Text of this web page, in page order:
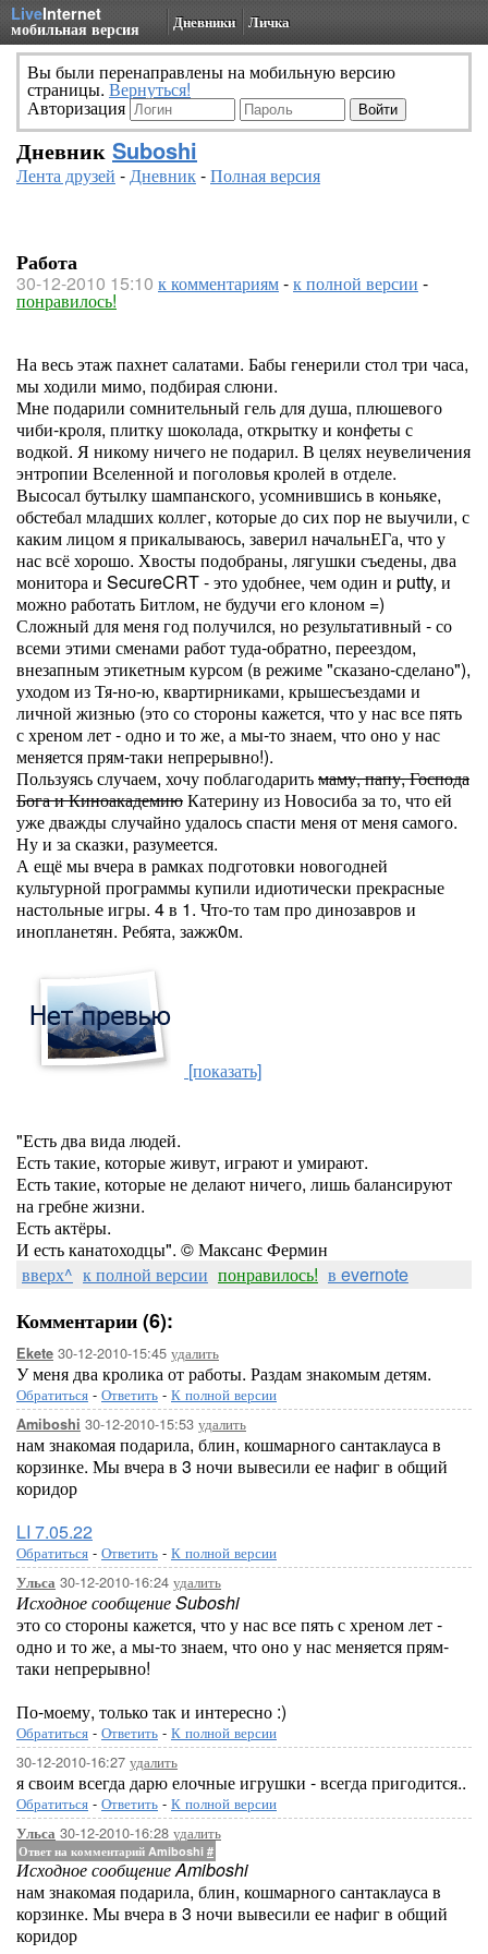
LiveInternet
мобильная версия Дневники Личка
Вы были перенаправлены на мобильную версию
страницы. Вернуться!
Авторизация
Дневник Suboshi
Лента друзей -Дневник-Полная версия
Работа
30-12-2010 15:10 к комментариям-к полной версии -
понравилось!
На весь этаж пахнет салатами. Бабы генерили стол три часа,
мы ходили мимо, подбирая слюни.
Мне подарили сомнительный гель для душа, плюшевого
чиби-кроля, плитку шоколада, открытку и конфеты с
водкой. Я никому ничего не подарил. В целях неувеличения
энтропии Вселенной и поголовья кролей в отделе.
Высосал бутылку шампанского, усомнившись в коньяке,
обстебал младших коллег, которые до сих пор не выучили, с
каким лицом я прикалываюсь, заверил начальнЕГа, что у
нас всё хорошо. Хвосты подобраны, лягушки съедены, два
монитора и SecureCRT - это удобнее, чем один и putty, и
можно работать Битлом, не будучи его клоном =)
Сложный для меня год получился, но результативный - со
всеми этими сменами работ туда-обратно, переездом,
внезапным этикетным курсом (в режиме "сказано-сделано"),
уходом из Тя-но-ю, квартирниками, крышесъездами и
личной жизнью (это со стороны кажется, что у нас все пять
с хреном лет - одно и то же, а мы-то знаем, что оно у нас
меняется прям-таки непрерывно!).
Пользуясь случаем, хочу поблагодаритьмаму, папу, Господа
Бога и КиноакадемиюКатерину из Новосиба за то, что ей
уже дважды случайно удалось спасти меня от меня самого.
Ну и за сказки, разумеется.
А ещё мы вчера в рамках подготовки новогодней
культурной программы купили идиотически прекрасные
настольные игры. 4 в 1. Что-то там про динозавров и
инопланетян. Ребята, зажж0м.
[показать]
"Есть два вида людей.
Есть такие, которые живут, играют и умирают.
Есть такие, которые не делают ничего, лишь балансируют
на гребне жизни.
Есть актёры.
И есть канатоходцы". © Максанс Фермин
вверх^ к полной версии понравилось! в evernote
Комментарии (6):
Ekete 30-12-2010-15:45 удалить
У меня два кролика от работы. Раздам знакомым детям.
Обратиться - Ответить - К полной версии
Amiboshi 30-12-2010-15:53 удалить
нам знакомая подарила, блин, кошмарного сантаклауса в
корзинке. Мы вчера в 3 ночи вывесили ее нафиг в общий
коридор
LI 7.05.22
Обратиться - Ответить - К полной версии
Ульса 30-12-2010-16:24 удалить
Исходное сообщение Suboshi
это со стороны кажется, что у нас все пять с хреном лет -
одно и то же, а мы-то знаем, что оно у нас меняется прям-
таки непрерывно!
По-моему, только так и интересно :)
Обратиться - Ответить - К полной версии
30-12-2010-16:27 удалить
я своим всегда дарю елочные игрушки - всегда пригодится..
Обратиться - Ответить - К полной версии
Ульса 30-12-2010-16:28 удалить
Ответ на комментарий Amiboshi #
Исходное сообщение Amiboshi
нам знакомая подарила, блин, кошмарного сантаклауса в
корзинке. Мы вчера в 3 ночи вывесили ее нафиг в общий
коридор